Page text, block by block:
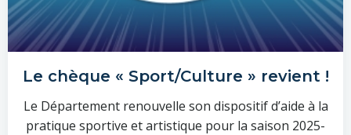
Le chèque « Sport/Culture » revient !
Le Département renouvelle son dispositif d’aide à la
pratique sportive et artistique pour la saison 2025-